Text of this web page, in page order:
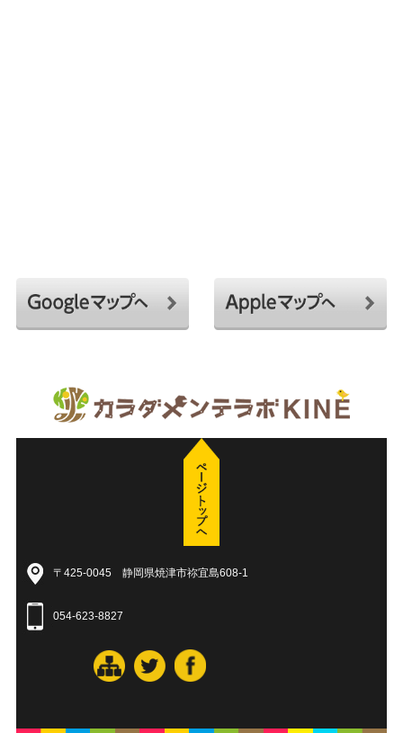
〒425-0045 静岡県焼津市祢宜島608-1
054-623-8827